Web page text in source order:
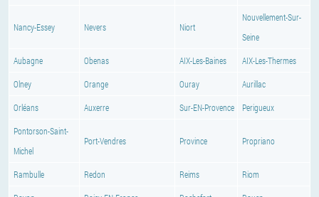
Nancy-Essey Nevers Niort
Nouvellement-Sur-
Seine
Aubagne Obenas AIX-Les-Baines AIX-Les-Thermes
Olney Orange Ouray Aurillac
Orléans Auxerre Sur-EN-Provence Perigueux
Pontorson-Saint-
Michel
Port-Vendres Province Propriano
Rambulle Redon Reims Riom